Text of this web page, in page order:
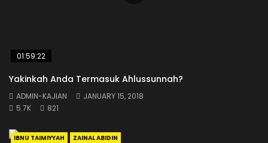
01:59:22
Yakinkah Anda Termasuk Ahlussunnah?
ADMIN-KAJIAN
JANUARY 15, 2018
5.7K
821
IBNU TAIMIYYAH ZAINAL ABIDIN